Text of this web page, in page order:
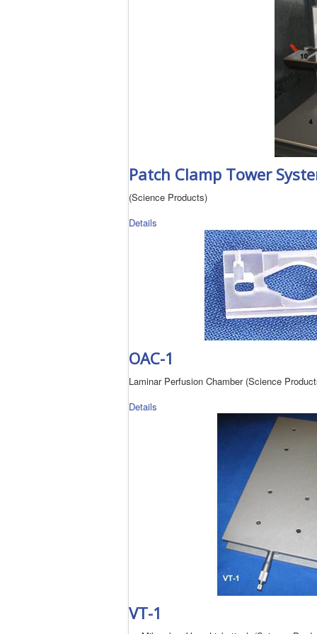
Patch Clamp Tower
(Science Products)
Details
OAC-1
Laminar Perfusion Chamber (Science
Details
VT-1